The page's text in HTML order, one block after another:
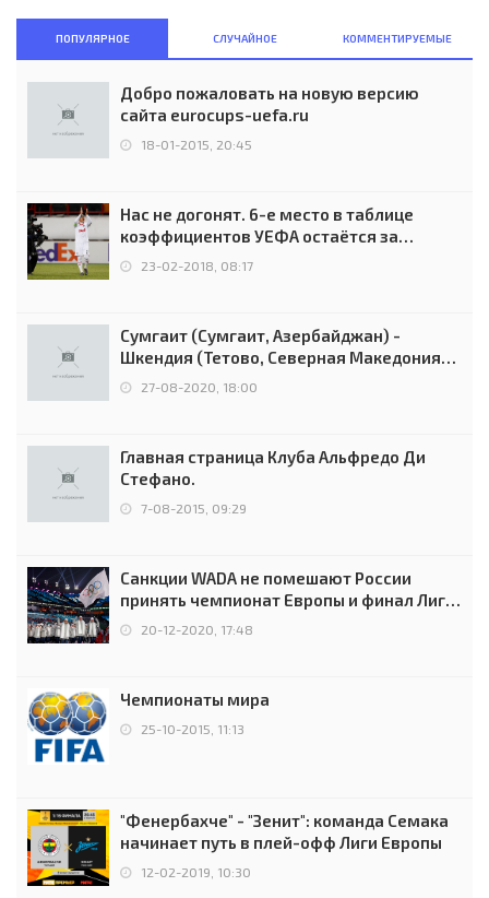
ПОПУЛЯРНОЕ СЛУЧАЙНОЕ КОММЕНТИРУЕМЫЕ
Добро пожаловать на новую версию
сайта eurocups-uefa.ru
18-01-2015, 20:45
Нас не догонят. 6-е место в таблице
коэффициентов УЕФА остаётся за
Россией
23-02-2018, 08:17
Сумгаит (Сумгаит, Азербайджан) -
Шкендия (Тетово, Северная Македония) -
0:2 (0:0)
27-08-2020, 18:00
Главная страница Клуба Альфредо Ди
Стефано.
7-08-2015, 09:29
Санкции WADA не помешают России
принять чемпионат Европы и финал Лиги
чемпионов.
20-12-2020, 17:48
Чемпионаты мира
25-10-2015, 11:13
"Фенербахче" - "Зенит": команда Семака
начинает путь в плей-офф Лиги Европы
12-02-2019, 10:30